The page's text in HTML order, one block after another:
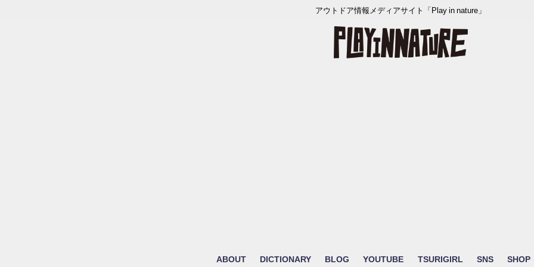
アウトドア情報メディアサイト「Play in nature」
ABOUT DICTIONARY BLOG YOUTUBE TSURIGIRL SNS SHOP